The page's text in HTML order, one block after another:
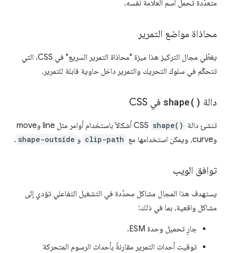
متعدّدة تحمل اسم العلامة نفسه.
محاذاة مواضع التمرير
يغطّي مجال التركيز هذا ميزة "محاذاة التمرير السريع" في CSS، التي
تتحكّم في سلوك التحريك والتمرير داخل حاوية قابلة للتمرير.
دالة shape( ) في CSS
تنشئ دالة shape()
CSS أشكالاً باستخدام أوامر مثل line وmove
وcurve، ويمكن استخدامها مع
clip-path و shape-outside
.
توافق الويب
يستهدف هذا المجال مشاكل محدّدة في التشغيل التفاعلي تؤدي إلى
مشاكل واقعية، بما في ذلك:
جارٍ تحميل وحدة ESM.
توقيت أحداث التمرير مقارنةً بأحداث الرسوم المتحركة